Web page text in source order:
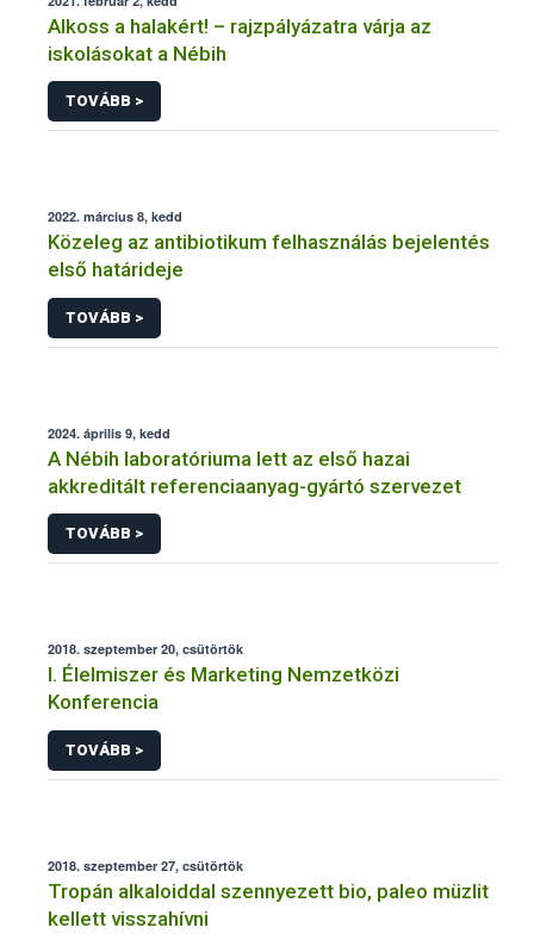
Alkoss a halakért! – rajzpályázatra várja az
iskolásokat a Nébih
TOVÁBB >
2022. március 8, kedd
Közeleg az antibiotikum felhasználás bejelentés
első határideje
TOVÁBB >
2024. április 9, kedd
A Nébih laboratóriuma lett az első hazai
akkreditált referenciaanyag-gyártó szervezet
TOVÁBB >
2018. szeptember 20, csütörtök
I. Élelmiszer és Marketing Nemzetközi
Konferencia
TOVÁBB >
2018. szeptember 27, csütörtök
Tropán alkaloiddal szennyezett bio, paleo müzlit
kellett visszahívni